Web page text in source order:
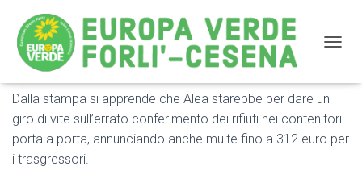
Alea in confusione con i sacchi di plastica, prima delle
multe corregga la sua comunicazione
Dalla stampa si apprende che Alea starebbe per dare un
giro di vite sull’errato conferimento dei rifiuti nei contenitori
porta a porta, annunciando anche multe fino a 312 euro per
i trasgressori.